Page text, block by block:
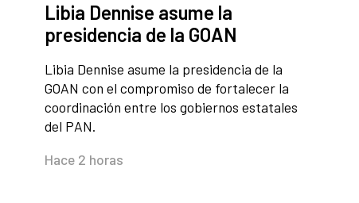
Libia Dennise asume la
presidencia de la GOAN
Libia Dennise asume la presidencia de la
GOAN con el compromiso de fortalecer la
coordinación entre los gobiernos estatales
del PAN.
Hace 2 horas